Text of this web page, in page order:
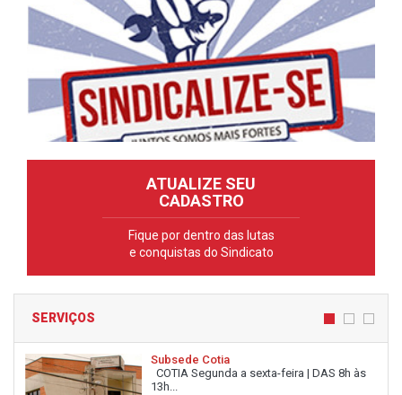
ATUALIZE SEU
CADASTRO
Fique por dentro das lutas
e conquistas do Sindicato
SERVIÇOS
Subsede Cotia
COTIA Segunda a sexta-feira | DAS 8h às
13h...